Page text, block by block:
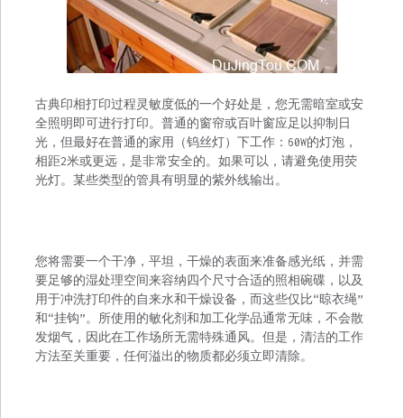
古典印相打印过程灵敏度低的一个好处是，您无需暗室或安
全照明即可进行打印。普通的窗帘或百叶窗应足以抑制日
光，但最好在普通的家用（钨丝灯）下工作：60W的灯泡，
相距2米或更远，是非常安全的。如果可以，请避免使用荧
光灯。某些类型的管具有明显的紫外线输出。
您将需要一个干净，平坦，干燥的表面来准备感光纸，并需
要足够的湿处理空间来容纳四个尺寸合适的照相碗碟，以及
用于冲洗打印件的自来水和干燥设备，而这些仅比“晾衣绳”
和“挂钩”。所使用的敏化剂和加工化学品通常无味，不会散
发烟气，因此在工作场所无需特殊通风。但是，清洁的工作
方法至关重要，任何溢出的物质都必须立即清除。